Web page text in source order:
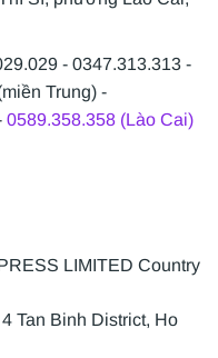
- 0347.313.313 -
Trung) -
0589.358.358 (Lào Cai)
LIMITED Country
Tan Binh District, Ho